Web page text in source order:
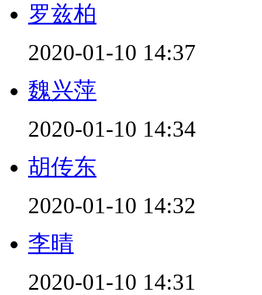
罗兹柏
2020-01-10 14:37
魏兴萍
2020-01-10 14:34
胡传东
2020-01-10 14:32
李晴
2020-01-10 14:31